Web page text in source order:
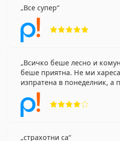
Все супер
Всичко беше лесно и
беше приятна. Не ми
изпратена в понеделник, а
страхотни са